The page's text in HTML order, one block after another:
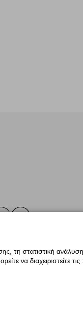
τη στατιστική
να διαχειριστείτε τις